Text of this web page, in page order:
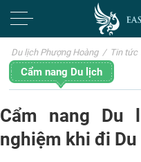
Du lịch Phượng Hoàng / Tin tức
Cẩm nang Du lịch
Cẩm nang Du
nghiệm khi đi